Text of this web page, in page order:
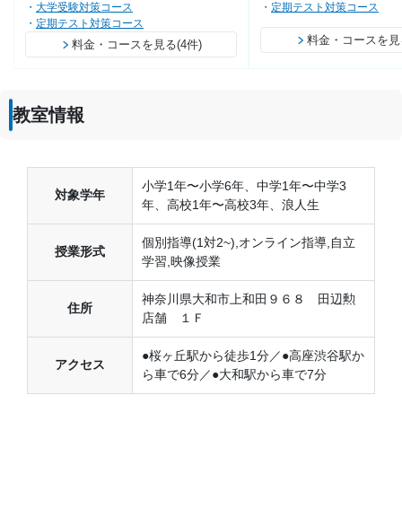
大学受験対策コース
定期テスト対策コース
料金・コースを見る(4件)
定期テスト対策コース
料金・コースを
教室情報
対象学年
小学1年〜小学6年、中学1年〜中学3
年、高校1年〜高校3年、浪人生
授業形式
個別指導(1対2~),オンライン指導,自立
学習,映像授業
住所
神奈川県大和市上和田９６８ 田辺勲
店舗 １Ｆ
アクセス
●桜ヶ丘駅から徒歩1分／●高座渋谷駅か
ら車で6分／●大和駅から車で7分